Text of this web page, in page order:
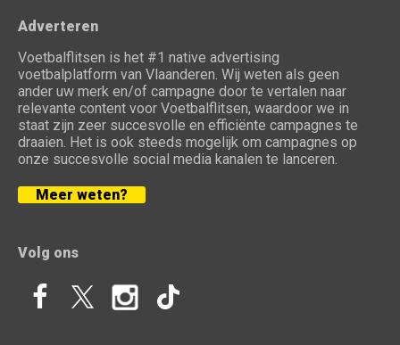
Adverteren
Voetbalflitsen is het #1 native advertising
voetbalplatform van Vlaanderen. Wij weten als geen
ander uw merk en/of campagne door te vertalen naar
relevante content voor Voetbalflitsen, waardoor we in
staat zijn zeer succesvolle en efficiënte campagnes te
draaien. Het is ook steeds mogelijk om campagnes op
onze succesvolle social media kanalen te lanceren.
Meer weten?
Volg ons